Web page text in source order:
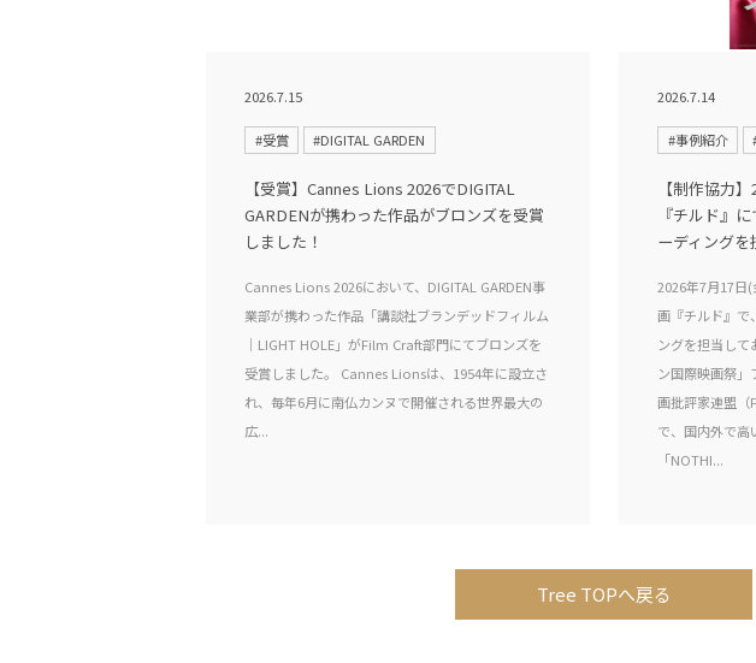
2026.7.15
#受賞 #DIGITAL GARDEN
【受賞】Cannes Lions 2026でDIGITAL
GARDENが携わった作品がブロンズを受賞
しました！
Cannes Lions 2026において、DIGITAL GARDEN事
業部が携わった作品「講談社ブランデッドフィルム
｜LIGHT HOLE」がFilm Craft部門にてブロンズを
受賞しました。 Cannes Lionsは、1954年に設立さ
れ、毎年6月に南仏カンヌで開催される世界最大の
広...
2026.7.14
#事例紹介
【制作協力
『チルド』
ーディングを
2026年7月17日
画『チルド』で
ングを担当して
ン国際映画祭
画批評家連盟（
で、国内外で高
「NOTHI...
Tree TOPへ戻る